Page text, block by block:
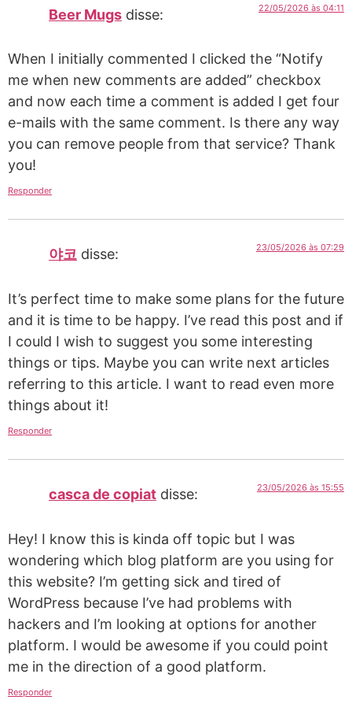
Beer Mugs disse: 22/05/2026 às 04:11
When I initially commented I clicked the “Notify
me when new comments are added” checkbox
and now each time a comment is added I get four
e-mails with the same comment. Is there any way
you can remove people from that service? Thank
you!
Responder
야코 disse: 23/05/2026 às 07:29
It’s perfect time to make some plans for the future
and it is time to be happy. I’ve read this post and if
I could I wish to suggest you some interesting
things or tips. Maybe you can write next articles
referring to this article. I want to read even more
things about it!
Responder
casca de copiat disse: 23/05/2026 às 15:55
Hey! I know this is kinda off topic but I was
wondering which blog platform are you using for
this website? I’m getting sick and tired of
WordPress because I’ve had problems with
hackers and I’m looking at options for another
platform. I would be awesome if you could point
me in the direction of a good platform.
Responder